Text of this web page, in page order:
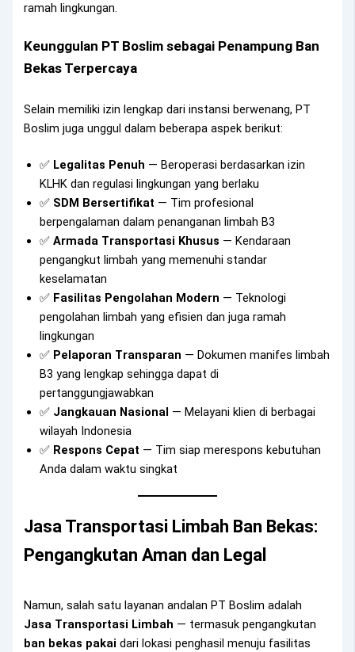
ramah lingkungan.
Keunggulan PT Boslim sebagai Penampung Ban
Bekas Terpercaya
Selain memiliki izin lengkap dari instansi berwenang, PT
Boslim juga unggul dalam beberapa aspek berikut:
✅ Legalitas Penuh — Beroperasi berdasarkan izin
KLHK dan regulasi lingkungan yang berlaku
✅ SDM Bersertifikat — Tim profesional
berpengalaman dalam penanganan limbah B3
✅Armada Transportasi Khusus — Kendaraan
pengangkut limbah yang memenuhi standar
keselamatan
✅ Fasilitas Pengolahan Modern — Teknologi
pengolahan limbah yang efisien dan juga ramah
lingkungan
✅ Pelaporan Transparan — Dokumen manifes limbah
B3 yang lengkap sehingga dapat di
pertanggungjawabkan
✅ Jangkauan Nasional — Melayani klien di berbagai
wilayah Indonesia
✅ Respons Cepat — Tim siap merespons kebutuhan
Anda dalam waktu singkat
Jasa Transportasi Limbah Ban Bekas:
Pengangkutan Aman dan Legal
Namun, salah satu layanan andalan PT Boslim adalah
Jasa Transportasi Limbah — termasuk pengangkutan
ban bekas pakai dari lokasi penghasil menuju fasilitas